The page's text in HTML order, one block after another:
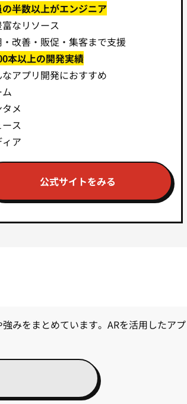
半数以上がエンジニア
なリソース
改善・販促・集客まで支援
本以上の開発実績
なアプリ開発におすすめ
メ
ス
ィア
公式サイトをみる
みをまとめています。ARを活用したア